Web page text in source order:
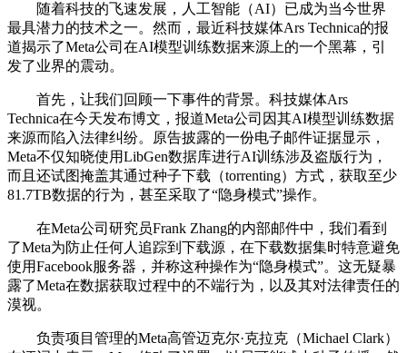
随着科技的飞速发展，人工智能（AI）已成为当今世界
最具潜力的技术之一。然而，最近科技媒体Ars Technica的报
道揭示了Meta公司在AI模型训练数据来源上的一个黑幕，引
发了业界的震动。
首先，让我们回顾一下事件的背景。科技媒体Ars
Technica在今天发布博文，报道Meta公司因其AI模型训练数据
来源而陷入法律纠纷。原告披露的一份电子邮件证据显示，
Meta不仅知晓使用LibGen数据库进行AI训练涉及盗版行为，
而且还试图掩盖其通过种子下载（torrenting）方式，获取至少
81.7TB数据的行为，甚至采取了“隐身模式”操作。
在Meta公司研究员Frank Zhang的内部邮件中，我们看到
了Meta为防止任何人追踪到下载源，在下载数据集时特意避免
使用Facebook服务器，并称这种操作为“隐身模式”。这无疑暴
露了Meta在数据获取过程中的不端行为，以及其对法律责任的
漠视。
负责项目管理的Meta高管迈克尔·克拉克（Michael Clark）